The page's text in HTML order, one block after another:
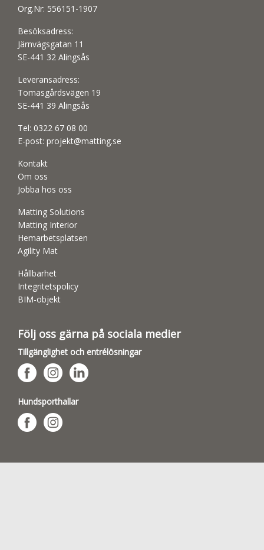
Org.Nr: 556151-1907
Besöksadress:
Järnvägsgatan 11
SE-441 32 Alingsås
Leveransadress:
Tomasgårdsvägen 19
SE-441 39 Alingsås
Tel: 0322 67 08 00
E-post: projekt@matting.se
Kontakt
Om oss
Jobba hos oss
Matting Solutions
Matting Interior
Hemarbetsplatsen
Agility Mat
Hållbarhet
Integritetspolicy
BIM-objekt
Följ oss gärna på sociala medier
Tillgänglighet och entrélösningar
Hundsporthallar